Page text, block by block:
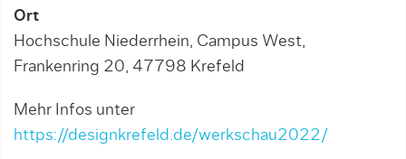
Ort
Hochschule Niederrhein, Campus West,
Frankenring 20, 47798 Krefeld
Mehr Infos unter
https://designkrefeld.de/werkschau2022/